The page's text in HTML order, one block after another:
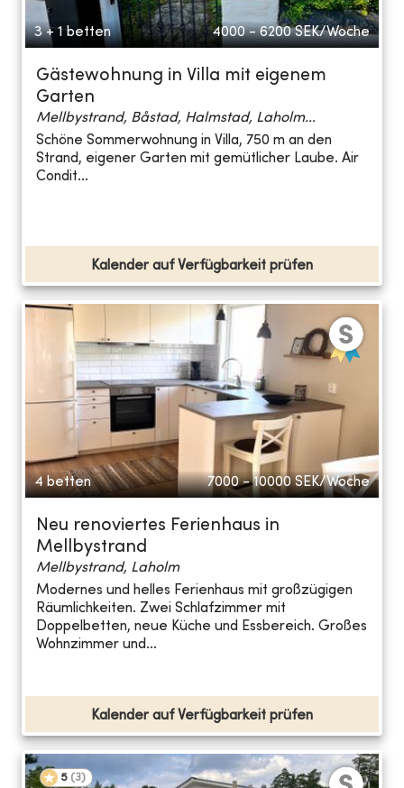
3 + 1 betten 4000 - 6200 SEK/Woche
Gästewohnung in Villa mit eigenem
Garten
Mellbystrand, Båstad, Halmstad, Laholm...
Schöne Sommerwohnung in Villa, 750 m an den
Strand, eigener Garten mit gemütlicher Laube. Air
Condit...
Kalender auf Verfügbarkeit prüfen
4 betten 7000 - 10000 SEK/Woche
Neu renoviertes Ferienhaus in
Mellbystrand
Mellbystrand, Laholm
Modernes und helles Ferienhaus mit großzügigen
Räumlichkeiten. Zwei Schlafzimmer mit
Doppelbetten, neue Küche und Essbereich. Großes
Wohnzimmer und...
Kalender auf Verfügbarkeit prüfen
5 (3)